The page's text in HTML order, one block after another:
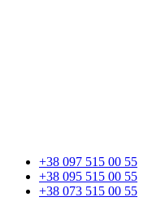
+38 097 515 00 55
+38 095 515 00 55
+38 073 515 00 55